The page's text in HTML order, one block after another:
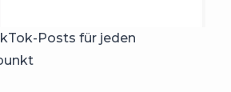
Posts für jeden